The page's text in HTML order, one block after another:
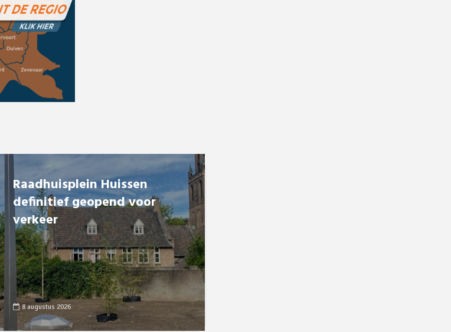
Raadhuisplein Huissen
definitief geopend voor
verkeer
8 augustus 2026